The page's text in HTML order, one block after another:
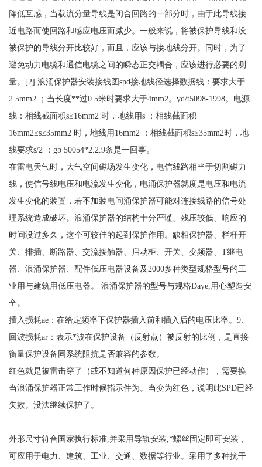
降低互感，当载流分量导线是闭合回路的一部分时，由于此导线接
近电路而使回路和感应电压而减少。一般来说，将被保护导线和没
被保护的导线分开比较好，而且，应该与接地线分开。同时，为了
避免动力电缆和通信电缆之间的瞬态正交耦合，应该进行必要的测
量。 [2] 浪涌保护器安装接线图spd接地线径选择数据线：要求大于
2.5mm2 ；当长度**过0.5米时要求大于4mm2。yd/t5098-1998。电源
线：相线截面积s≤16mm2 时，地线用s ；相线截面积
16mm2≤s≤35mm2 时，地线用16mm2 ；相线截面积s≥35mm2时，地
线要求s/2 ；gb 50054*2.2.9条是一回事。
在雷电天气时，大气空间磁场发生变化，电信线路相当于切割磁力
线，使信号线电压和电流发生变化，电涌保护器就度是电压和电流
发生变化的装置，若不加装电问涌保护器可能对连接线路的信号处
理系统造成破坏。浪涌保护器的结构十分严谨、残压较低、响应的
时间没过多久，这个可较佳的起到保护作用。缺相保护器、栏杆开
关、排插、断路器、交流接触器、启动柜、开关、变频器、 T继电
器、浪涌保护器、配件低压电器设备及2000多种类型规格型号的工
业用与建筑用低压电器。
浪涌保护器的型号与规格Daye,用心塑造安
全。
插入损耗ae：在给定频率下保护器插入前和插入后的电压比率。9、
回波损耗ar：表示*波在保护设备（反射点）被反射的比例，是直接
衡量保护设备同系统阻抗是否兼容的参数。
红色就是被雷击穿了（或不知道何种原因保护已经动作），需要换
当浪涌保护器正常工作时候指示件为。当变为红色，说明此SPD已经
失效。没法继续保护了。
外形尺寸符合国家执行标准,并采用导轨安装,*螺丝固定即可安装，
可应用于电力、建筑、工业、交通、数据等行业。采用了多种抗干